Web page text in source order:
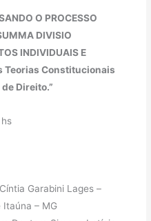
O PROCESSO
DIVISIO
INDIVIDUAIS E
Teorias Constitucionais
Direito.”
Garabini Lages –
Itaúna – MG